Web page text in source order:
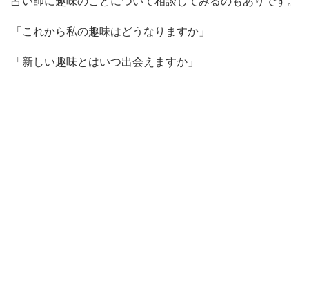
「これから私の趣味はどうなりますか」
「新しい趣味とはいつ出会えますか」